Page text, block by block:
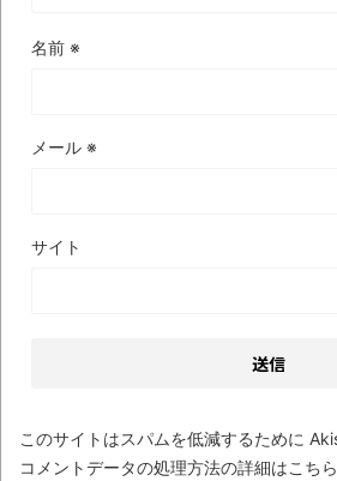
Powered by livedoor 相互RSS
名前 ※
メール ※
サイト
このサイトはスパムを低減するために
コメントデータの処理方法の詳細はこち